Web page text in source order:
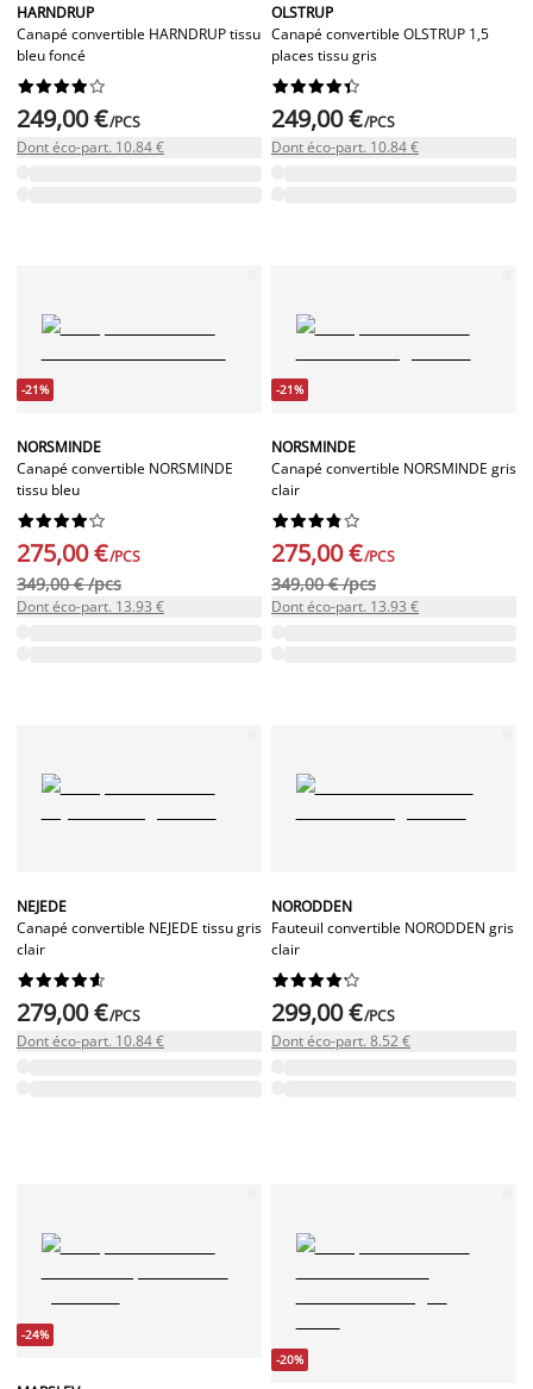
HARNDRUP
Canapé convertible HARNDRUP tissu
bleu foncé






249,00 €/PCS
Dont éco-part. 10.84 €
OLSTRUP
Canapé convertible OLSTRUP 1,5
places tissu gris






249,00 €/PCS
Dont éco-part. 10.84 €
-21%
NORSMINDE
Canapé convertible NORSMINDE
tissu bleu






275,00 €/PCS
349,00 € /pcs
Dont éco-part. 13.93 €
-21%
NORSMINDE
Canapé convertible NORSMINDE gris
clair






275,00 €/PCS
349,00 € /pcs
Dont éco-part. 13.93 €
NEJEDE
Canapé convertible NEJEDE tissu gris
clair






279,00 €/PCS
Dont éco-part. 10.84 €
NORODDEN
Fauteuil convertible NORODDEN gris
clair






299,00 €/PCS
Dont éco-part. 8.52 €
-24%
-20%